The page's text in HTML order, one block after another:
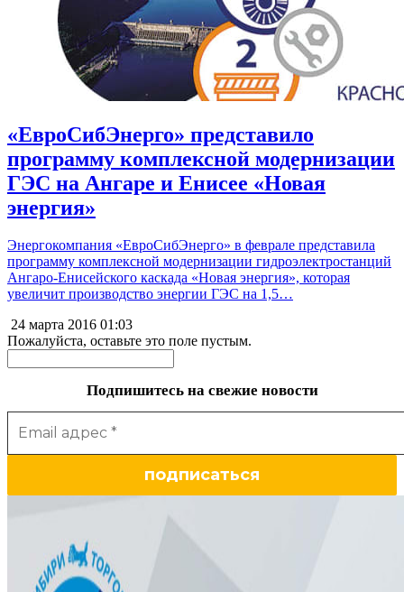
«ЕвроСибЭнерго» представило
программу комплексной модернизации
ГЭС на Ангаре и Енисее «Новая
энергия»
Энергокомпания «ЕвроСибЭнерго» в феврале представила
программу комплексной модернизации гидроэлектростанций
Ангаро-Енисейского каскада «Новая энергия», которая
увеличит производство энергии ГЭС на 1,5…
24 марта 2016 01:03
Пожалуйста, оставьте это поле пустым.
Подпишитесь на свежие новости